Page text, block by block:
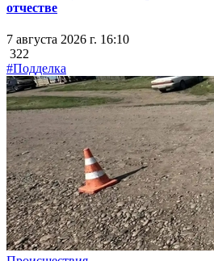
отчестве
7 августа 2026 г. 16:10
322
#Подделка